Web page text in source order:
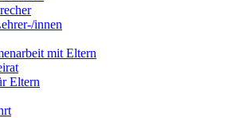
innen
mit Eltern
Eltern